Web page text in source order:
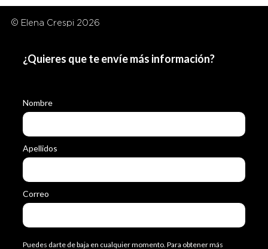
© Elena Crespi 2026
¿Quieres que te envíe más información?
Nombre
Apellidos
Correo
Puedes darte de baja en cualquier momento. Para obtener más